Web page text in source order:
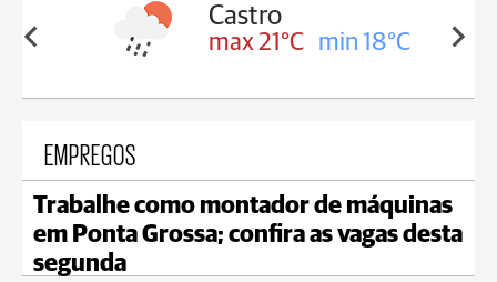
18°C
Castro
max 21°C min 18°C
EMPREGOS
Trabalhe como montador de máquinas
em Ponta Grossa; confira as vagas desta
segunda